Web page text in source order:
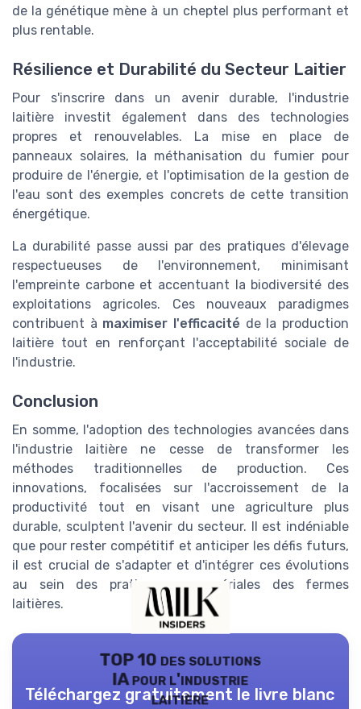
de la génétique mène à un cheptel plus performant et
plus rentable.
Résilience et Durabilité du Secteur Laitier
Pour s'inscrire dans un avenir durable, l'industrie
laitière investit également dans des technologies
propres et renouvelables. La mise en place de
panneaux solaires, la méthanisation du fumier pour
produire de l'énergie, et l'optimisation de la gestion de
l'eau sont des exemples concrets de cette transition
énergétique.
La durabilité passe aussi par des pratiques d'élevage
respectueuses de l'environnement, minimisant
l'empreinte carbone et accentuant la biodiversité des
exploitations agricoles. Ces nouveaux paradigmes
contribuent à maximiser l'efficacité de la production
laitière tout en renforçant l'acceptabilité sociale de
l'industrie.
Conclusion
En somme, l'adoption des technologies avancées dans
l'industrie laitière ne cesse de transformer les
méthodes traditionnelles de production. Ces
innovations, focalisées sur l'accroissement de la
productivité tout en visant une agriculture plus
durable, sculptent l'avenir du secteur. Il est indéniable
que pour rester compétitif et anticiper les défis futurs,
il est crucial de s'adapter et d'intégrer ces évolutions
au sein des pratiques managériales des fermes
laitières.
TOP 10 des solutions
IA pour l'industrie
laitière
Téléchargez gratuitement le livre blanc